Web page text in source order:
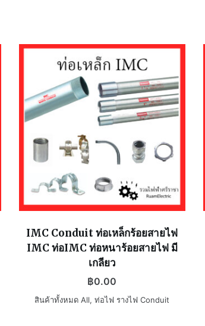
IMC Conduit ท่อเหล็กร้อยสายไฟ
IMC ท่อIMC ท่อหนาร้อยสายไฟ มี
เกลียว
฿0.00
สินค้าทั้งหมด All,ท่อไฟ รางไฟ Conduit